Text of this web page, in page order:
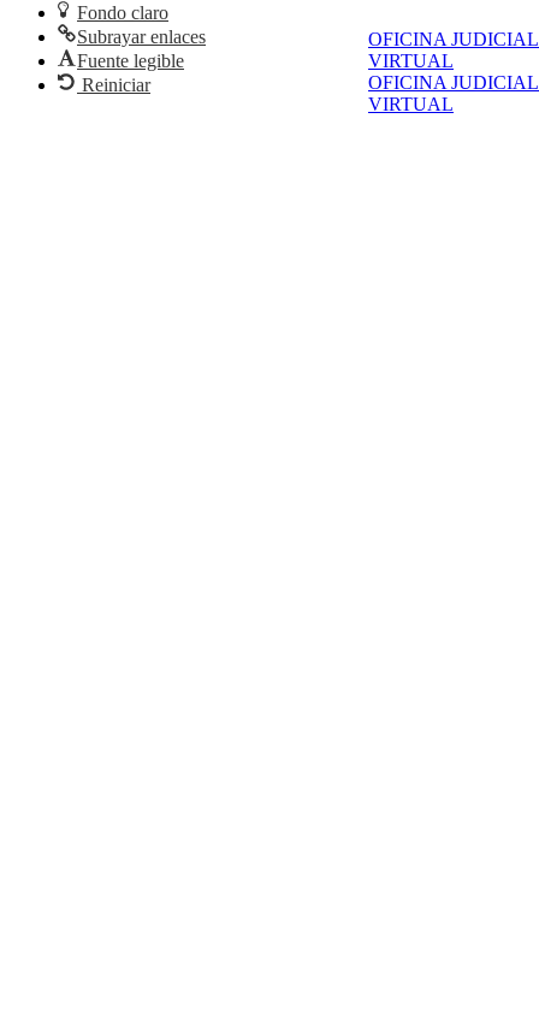
OFICINA JUDICIAL
VIRTUAL
OFICINA JUDICIAL
VIRTUAL
Fondo claro
Subrayar enlaces
Fuente legible
Reiniciar